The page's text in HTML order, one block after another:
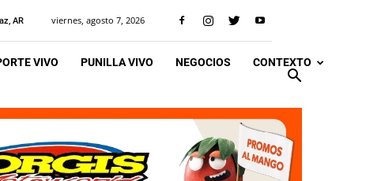
AR viernes, agosto 7, 2026
VIVO PUNILLA VIVO NEGOCIOS CONTEXTO